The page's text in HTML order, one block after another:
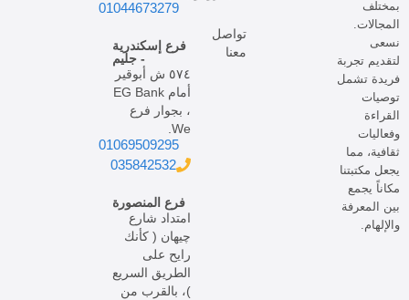
بمختلف
المجالات.
نسعى
لتقديم تجربة
فريدة تشمل
توصيات
القراءة
وفعاليات
ثقافية، مما
يجعل مكتبتنا
مكاناً يجمع
بين المعرفة
والإلهام.
تواصل
معنا
01044673279
فرع إسكندرية
- جليم
٥٧٤ ش أبوقير
أمام EG Bank
، بجوار فرع
We.
01069509295
035842532
فرع المنصورة
امتداد شارع
چيهان ( كأنك
رايح على
الطريق السريع
)، بالقرب من